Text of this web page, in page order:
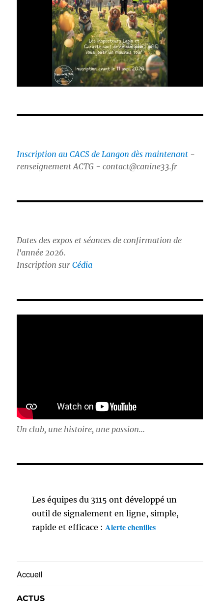
Inscription au CACS de Langon dès maintenant -
renseignement ACTG - contact@canine33.fr
Dates des expos et séances de confirmation de
l'année 2026.
Inscription surCédia
Un club, une histoire, une passion...
Les équipes du 3115 ont développé un
outil de signalement en ligne, simple,
rapide et efficace : Alerte chenilles
Accueil
ACTUS